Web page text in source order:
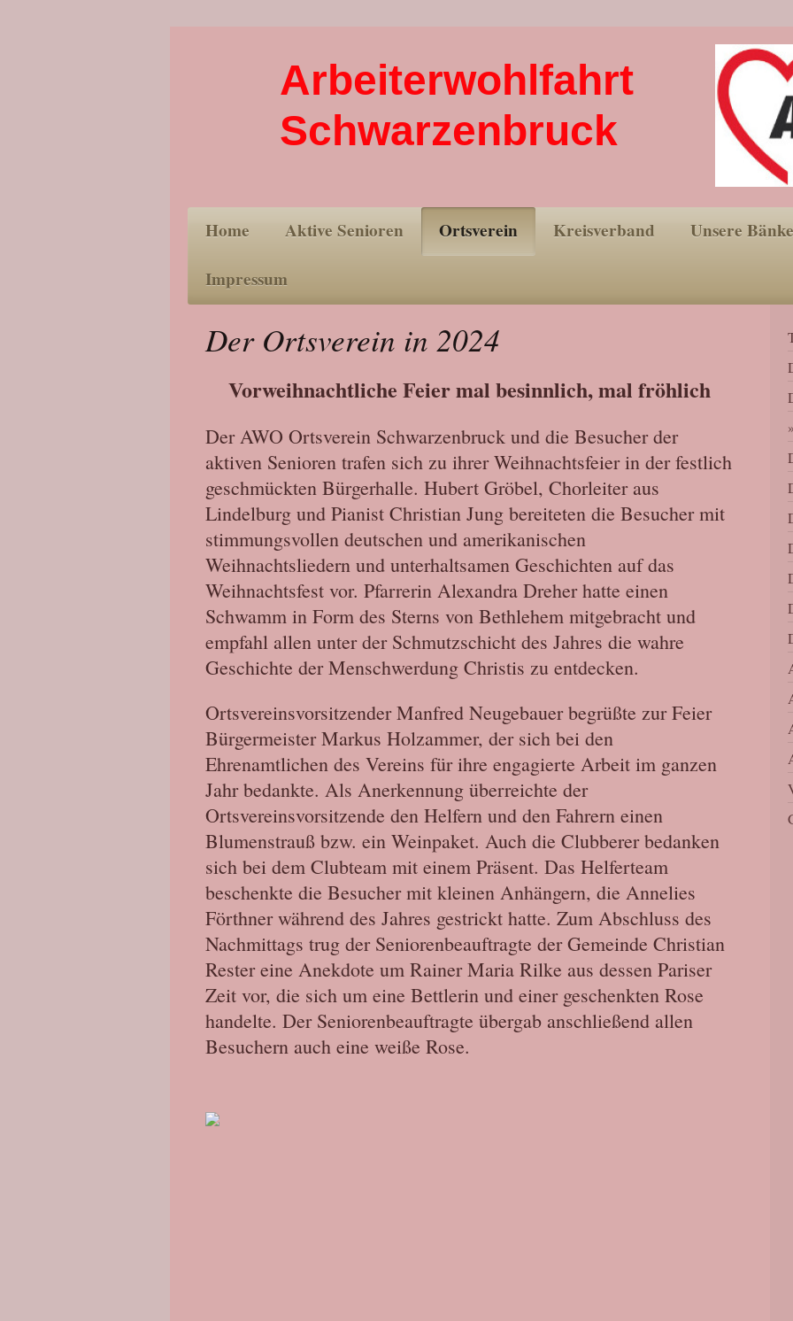
Arbeiterwohlfahrt
Schwarzenbruck
Home Aktive Senioren Ortsverein Kreisverband Unsere Bänke
Impressum
Der Ortsverein in 2024
Vorweihnachtliche Feier mal besinnlich, mal fröhlich
Der AWO Ortsverein Schwarzenbruck und die Besucher der
aktiven Senioren trafen sich zu ihrer Weihnachtsfeier in der festlich
geschmückten Bürgerhalle. Hubert Gröbel, Chorleiter aus
Lindelburg und Pianist Christian Jung bereiteten die Besucher mit
stimmungsvollen deutschen und amerikanischen
Weihnachtsliedern und unterhaltsamen Geschichten auf das
Weihnachtsfest vor. Pfarrerin Alexandra Dreher hatte einen
Schwamm in Form des Sterns von Bethlehem mitgebracht und
empfahl allen unter der Schmutzschicht des Jahres die wahre
Geschichte der Menschwerdung Christis zu entdecken.
Ortsvereinsvorsitzender Manfred Neugebauer begrüßte zur Feier
Bürgermeister Markus Holzammer, der sich bei den
Ehrenamtlichen des Vereins für ihre engagierte Arbeit im ganzen
Jahr bedankte. Als Anerkennung überreichte der
Ortsvereinsvorsitzende den Helfern und den Fahrern einen
Blumenstrauß bzw. ein Weinpaket. Auch die Clubberer bedanken
sich bei dem Clubteam mit einem Präsent. Das Helferteam
beschenkte die Besucher mit kleinen Anhängern, die Annelies
Förthner während des Jahres gestrickt hatte. Zum Abschluss des
Nachmittags trug der Seniorenbeauftragte der Gemeinde Christian
Rester eine Anekdote um Rainer Maria Rilke aus dessen Pariser
Zeit vor, die sich um eine Bettlerin und einer geschenkten Rose
handelte. Der Seniorenbeauftragte übergab anschließend allen
Besuchern auch eine weiße Rose.